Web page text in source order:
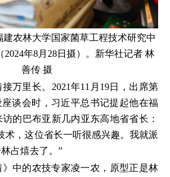
建农林大学国家菌草工程技术研究中
年8月28日摄）。新华社记者 林
善传 摄
万里长。2021年11月19日，出席第
座谈会时，习近平总书记提起他在福
的巴布亚新几内亚东高地省省长：
术，这位省长一听很感兴趣。我就派
占熺去了。”
中的农技专家凌一农，原型正是林